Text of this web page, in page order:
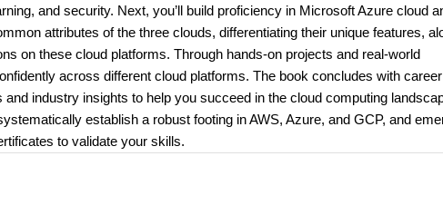
and security. Next, you’ll build proficiency in Microsoft Azure cloud
attributes of the three clouds, differentiating their unique features,
on these cloud platforms. Through hands-on projects and real-world
across different cloud platforms. The book concludes with career
industry insights to help you succeed in the cloud computing
establish a robust footing in AWS, Azure, and GCP, and
to validate your skills.